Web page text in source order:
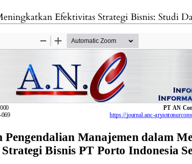
Efektivitas Strategi Bisnis: Studi